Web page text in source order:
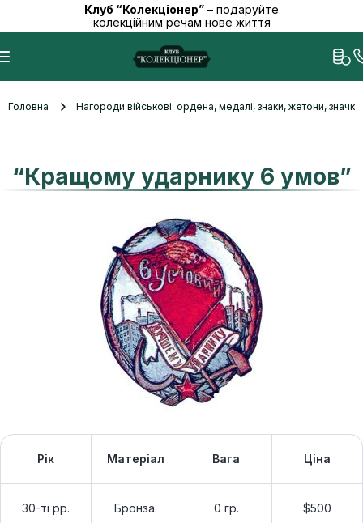
Клуб “Колекціонер” – подаруйте
колекційним речам нове життя
Головна Нагороди військові: ордена, медалі, знаки, жетони,
“Кращому ударнику 6 умов”
Рік Матеріал Вага Ціна
30-ті рр. Бронза. 0 гр. $500